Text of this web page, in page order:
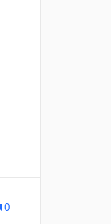
0